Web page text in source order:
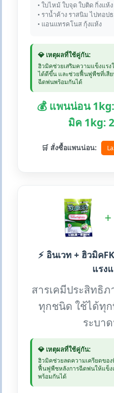
• ใบไหม้ ใบจุด ใบติด กิ่งแห้ง
• ราน้ำค้าง ราสนิม ไปทอป
• แอนแทรคโนส กุ้งแห้ง
💎 เหตุผลที่ใช้คู่กัน:
ฮิวมิคช่วยเสริมความแข็งแร
ได้ดีขึ้น และช่วยฟื้นฟูพืชที่เสีย
ฉีดพ่นพร้อมกันได้
💰 แพนน่อน
มิค 1kg:
🛒 สั่งซื้อแพนน่อน:
+
⚡ อินเวท + ฮิวมิค
แรง
สารเคมีประสิทธิภ
ทุกชนิด ใช้ได้ทุ
ระบา
💎 เหตุผลที่ใช้คู่กัน:
ฮิวมิคช่วยลดความเครียดขอ
ฟื้นฟูพืชหลังการฉีดพ่นให้แข็ง
พร้อมกันได้